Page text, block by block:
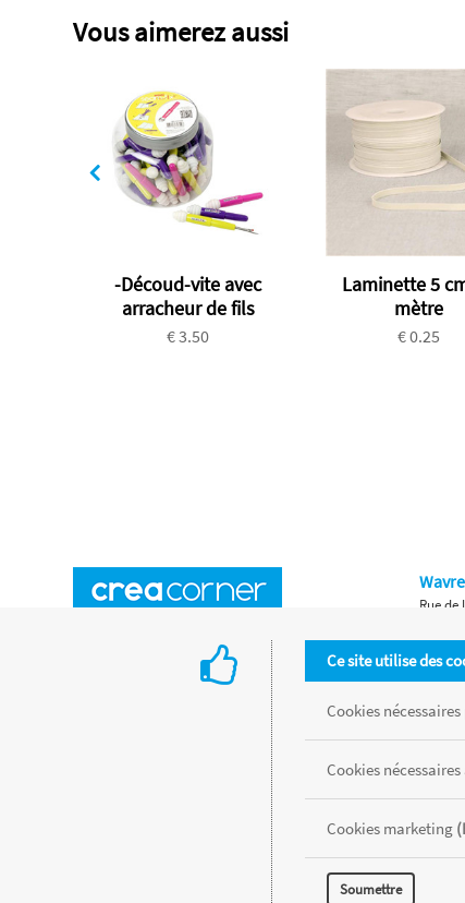
Vous aimerez aussi
-Découd-vite avec
arracheur de fils
€ 3.50
Laminette 5
mètre
€ 0.25
Ce site utilise des
Cookies
Cookies
Cookies marketing
Soumettre
Wavre
Rue de
Tous les produits sont vendus dans la limite des stocks